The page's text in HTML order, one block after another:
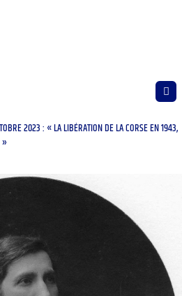
2023 : « LA LIBÉRATION DE LA CORSE EN 1943,
»